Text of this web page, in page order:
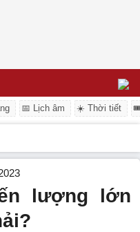
📅 Lịch âm ☀️ Thời tiết
lượng lớn